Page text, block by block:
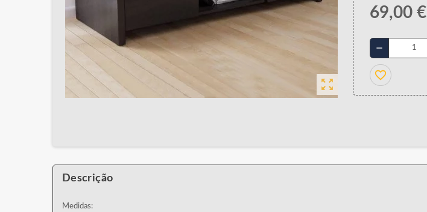
zoom_out_map
69,00 €
remove
favorite_border
Descrição
Medidas: